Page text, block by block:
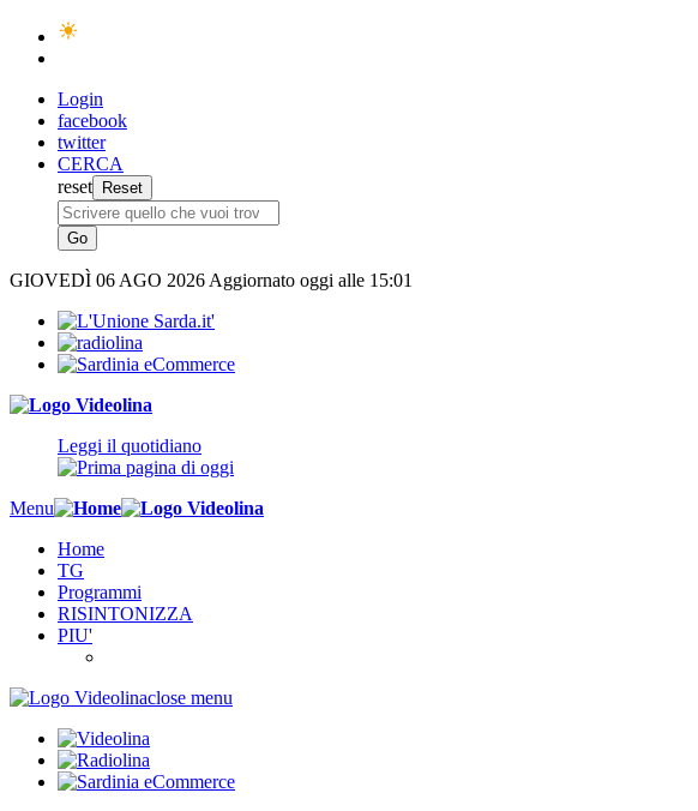
Login
facebook
twitter
CERCA
reset
GIOVEDÌ 06 AGO 2026 Aggiornato oggi alle 15:01
Leggi il quotidiano
Menu
Home
TG
Programmi
RISINTONIZZA
PIU'
close menu